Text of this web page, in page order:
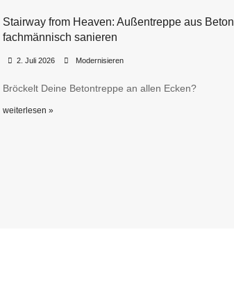
Stairway from Heaven: Außentreppe aus Beton
fachmännisch sanieren
2. Juli 2026 Modernisieren
Bröckelt Deine Betontreppe an allen Ecken?
weiterlesen »